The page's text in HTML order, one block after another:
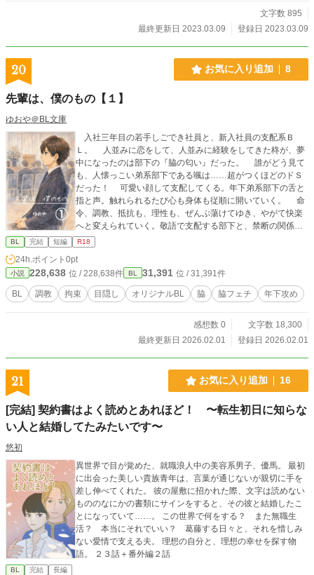
文字数 895
最終更新日 2023.03.09
登録日 2023.03.09
20 お気に入り追加 8
先輩は、僕のもの【１】
ゆおや＠BL文庫
入社三年目の若手しごでき社員と、新入社員の支配系Ｂ
Ｌ。 人並みに恋をして、人並みに経験をしてきた柊が、夢
中になったのは部下の『脇の匂い』だった。 誰がどう見て
も、人懐っこい弟系部下である颯は……超がつくほどのドＳ
だった！ 可愛い顔して支配してくる。年下弟系部下の舌と
指と声。触れられるたび心も身体も従順に開いていく。 命
令、調教、抵抗も、理性も、ぜんぶ蕩けてゆき、やがて快楽
へと変えられていく。敬語で支配する部下と、禁断の関係に
堕ちていく.....
BL 完結 短編 R18
24h.ポイント 0pt
小説 228,638 位 / 228,638件 BL 31,391 位 / 31,391件
BL 調教 拘束 目隠し オリジナルBL 脇 脇フェチ 年下攻め
感想数 0
文字数 18,300
最終更新日 2026.02.01
登録日 2026.02.01
21 お気に入り追加 16
[完結] 契約書はよく読めとあれほど！ 〜転生初日に知らな
い人と結婚してたみたいです〜
悠初
異世界で目が覚めた、就職浪人中の美容系男子、優馬。 最初
に出会った美しい貴族青年は、言葉が通じないが親切に手を
差し伸べてくれた。 彼の屋敷に招かれた際、文字は読めない
もののなにかの書類にサインをすると、その彼と結婚したこ
とになっていて……。 この世界で何をする？ また無職生
活？ 本当にそれでいい？ 葛藤する日々と、それを惜しみ
ない愛情で支える夫。 理想の自分と、理想の幸せを探す物
語。 ２３話＋番外編２話
BL 完結 長編